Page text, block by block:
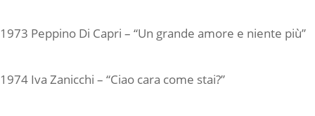
1973 Peppino Di Capri – “Un grande amore e niente più”
1974 Iva Zanicchi – “Ciao cara come stai?”